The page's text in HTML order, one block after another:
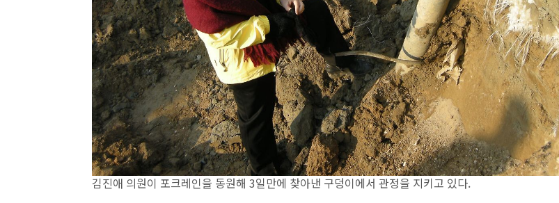
김진애 의원이 포크레인을 동원해 3일만에 찾아낸 구덩이에서 관정을 지키고 있다.